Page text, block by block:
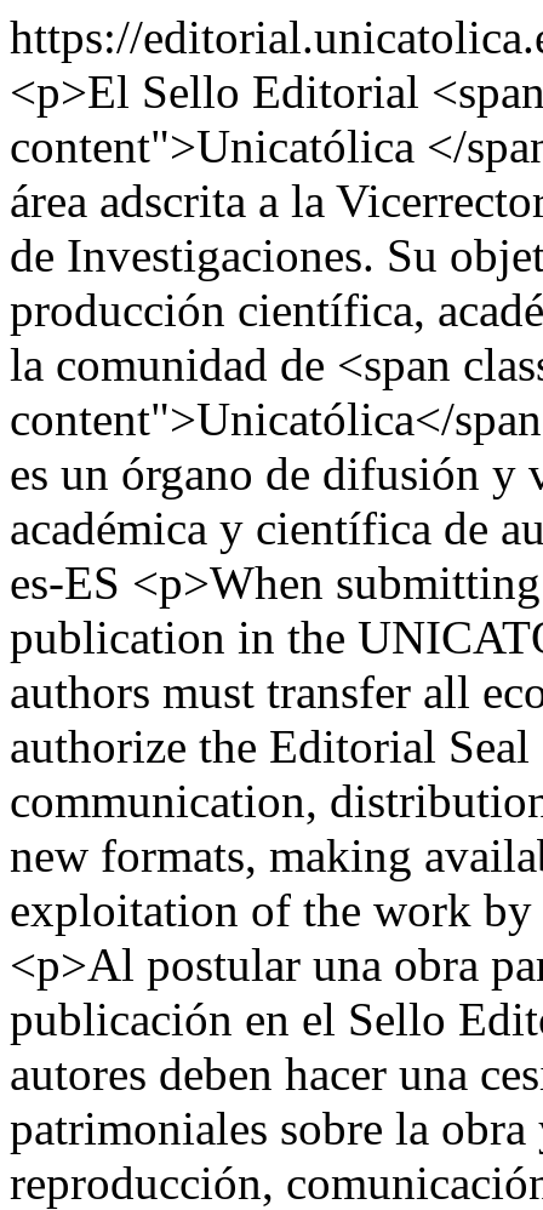
https://
<p>El Sello Editorial
content">Unicatólica </
área adscrita a la
de Investigaciones. Su
producción científica,
la comunidad de <span
content">Unicatólica</
es un órgano de difusión
académica y científica de
es-ES <p>When
publication in the
authors must transfer all
authorize the Editorial
communication,
new formats, making
exploitation of the work by
<p>Al postular una obra
publicación en el Sello
autores deben hacer una
patrimoniales sobre la
reproducción,